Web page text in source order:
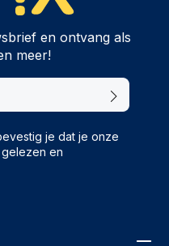
en ontvang als
meer!
je dat je onze
en